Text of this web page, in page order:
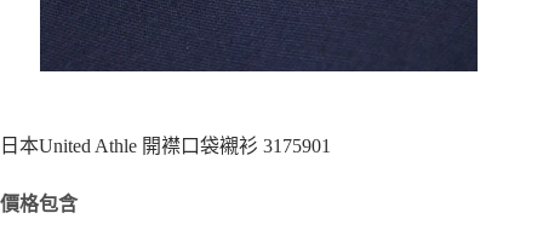
日本United Athle 開襟口袋襯衫 3175901
價格包含